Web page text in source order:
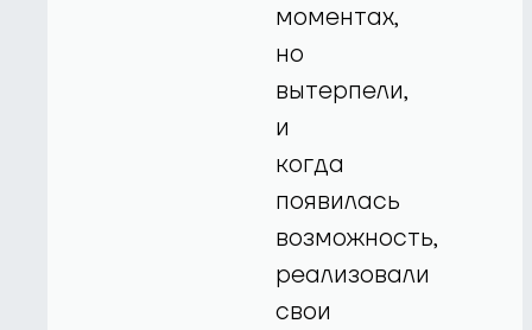
моментах,
но
вытерпели,
и
когда
появилась
возможность,
реализовали
свои